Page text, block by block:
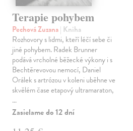
Terapie pohybem
Pechová Zuzana| Kniha
Rozhovory s lidmi, kteří léčí sebe či
jiné pohybem. Radek Brunner
podává vrcholné běžecké výkony i s
Bechtěrevovou nemocí, Daniel
Orálek s artrózou v koleni uběhne ve
skvělém čase etapový ultramaraton,
…
Zasielame do 12 dní